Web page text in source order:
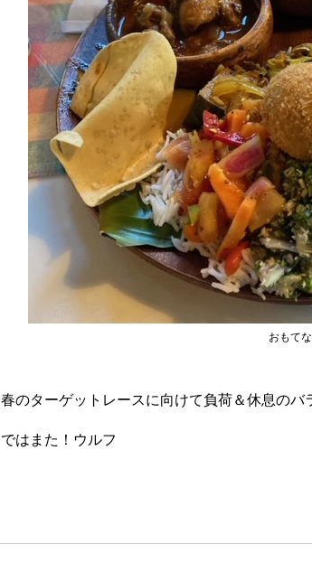
おもて
春のターゲットレースに向けて負荷＆休息の
ではまた！ウルフ